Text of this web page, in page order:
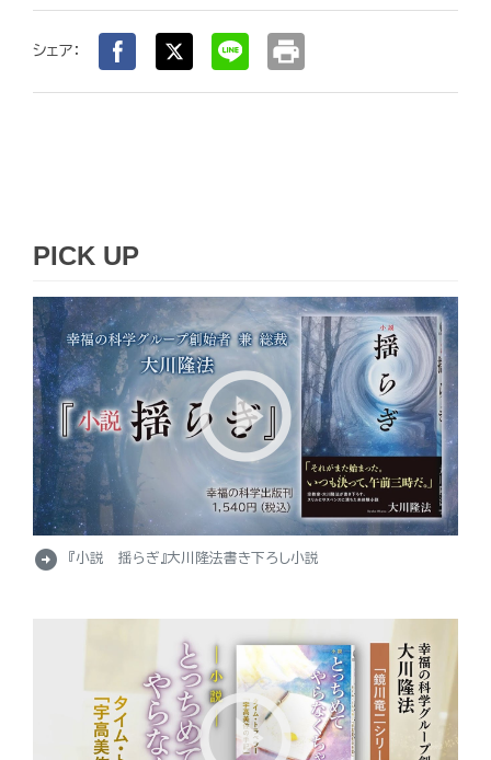
シェア： print
PICK UP
arrow_circle_right 『小説 揺らぎ』大川隆法書き下ろし小説